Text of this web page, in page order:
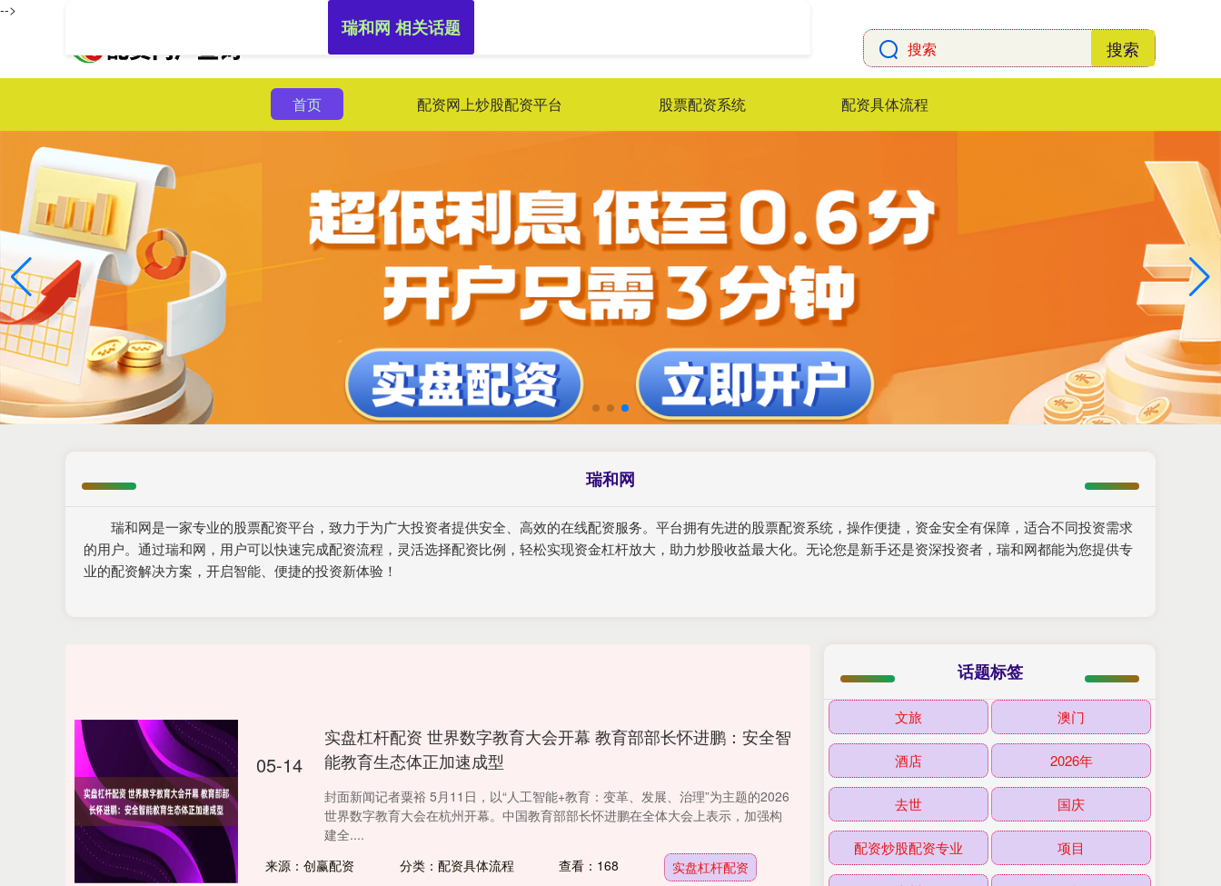
-->
搜索
首页 配资网上炒股配资平台 股票配资系统 配资具体流程
瑞和网
瑞和网是一家专业的股票配资平台，致力于为广大投资者提供安全、高效的在线配资服务。平台拥有先进的股票配资系统，操作便捷，资金安全有保障，适合不同投资需求
的用户。通过瑞和网，用户可以快速完成配资流程，灵活选择配资比例，轻松实现资金杠杆放大，助力炒股收益最大化。无论您是新手还是资深投资者，瑞和网都能为您提供专
业的配资解决方案，开启智能、便捷的投资新体验！
瑞和网 相关话题
05-14
实盘杠杆配资 世界数字教育大会开幕 教育部部长怀进鹏：安全智
能教育生态体正加速成型
封面新闻记者粟裕 5月11日，以“人工智能+教育：变革、发展、治理”为主题的2026
世界数字教育大会在杭州开幕。中国教育部部长怀进鹏在全体大会上表示，加强构
建全....
来源：创赢配资
分类：配资具体流程 查看：168 实盘杠杆配资
话题标签
文旅 澳门
酒店 2026年
去世 国庆
配资炒股配资专业 项目